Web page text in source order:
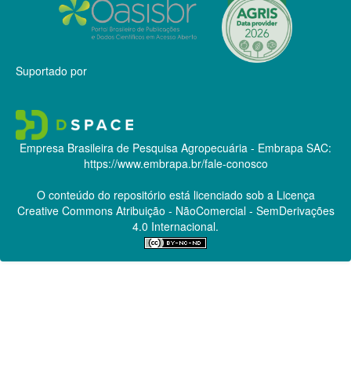
Suportado por
Empresa Brasileira de Pesquisa Agropecuária - Embrapa SAC:
https://www.embrapa.br/fale-conosco
O conteúdo do repositório está licenciado sob a Licença
Creative CommonsAtribuição - NãoComercial - SemDerivações
4.0 Internacional.